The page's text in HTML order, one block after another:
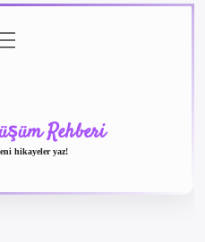
Rehberi
hikayeler yaz!